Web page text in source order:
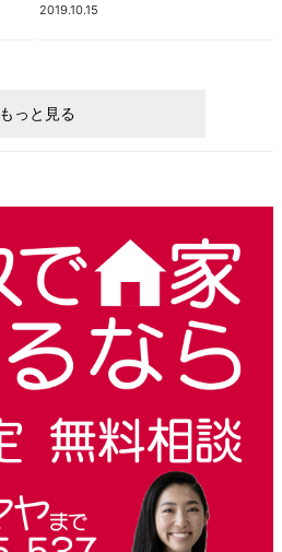
2019.10.15
もっと見る